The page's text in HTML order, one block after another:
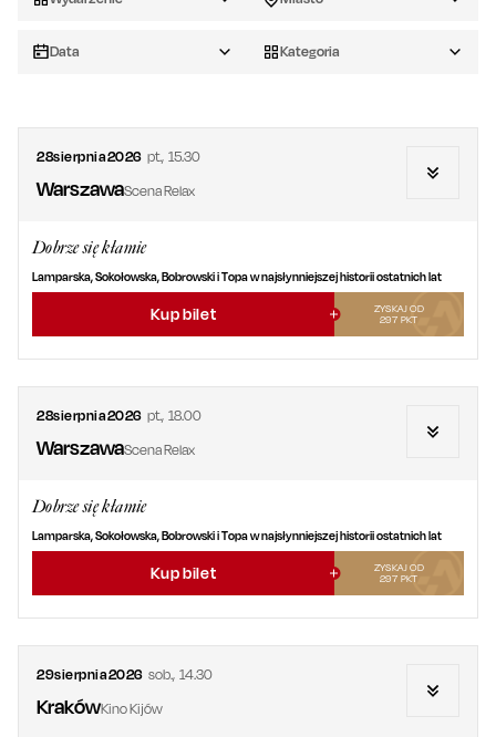
Data Kategoria
28sierpnia2026 pt., 15.30
WarszawaScena Relax
Dobrze się kłamie
Lamparska, Sokołowska, Bobrowski i Topa w najsłynniejszej historii ostatnich lat
Kup bilet
ZYSKAJ OD
297 PKT
28sierpnia2026 pt., 18.00
WarszawaScena Relax
Dobrze się kłamie
Lamparska, Sokołowska, Bobrowski i Topa w najsłynniejszej historii ostatnich lat
Kup bilet
ZYSKAJ OD
297 PKT
29sierpnia2026 sob., 14.30
KrakówKino Kijów